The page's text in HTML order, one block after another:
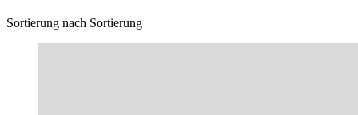
Sortierung nach Sortierung